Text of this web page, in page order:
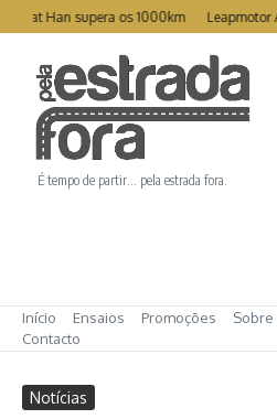
Ir para o conteúdo
Han supera os 1000km Leapmotor
É tempo de partir… pela estrada fora.
Início Ensaios Promoções
Sobre
Contacto
Notícias